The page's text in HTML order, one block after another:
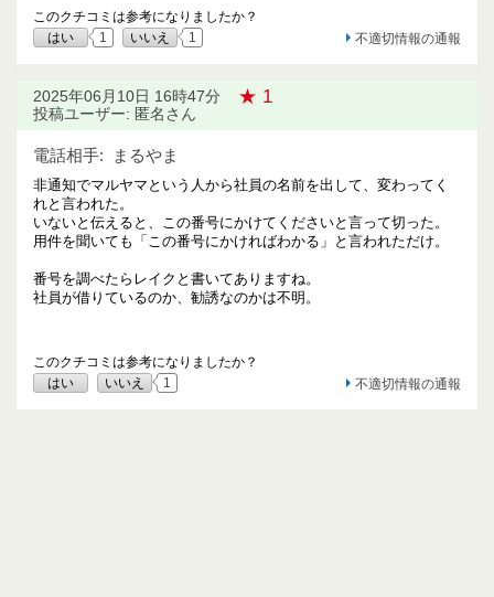
このクチコミは参考になりましたか？
はい
1 いいえ 1 不適切情報の通報
2025年06月10日 16時47分 ★ 1
投稿ユーザー: 匿名さん
電話相手: まるやま
非通知でマルヤマという人から社員の名前を出して、変わってく
れと言われた。
いないと伝えると、この番号にかけてくださいと言って切った。
用件を聞いても「この番号にかければわかる」と言われただけ。
番号を調べたらレイクと書いてありますね。
社員が借りているのか、勧誘なのかは不明。
このクチコミは参考になりましたか？
はい
いいえ 1 不適切情報の通報